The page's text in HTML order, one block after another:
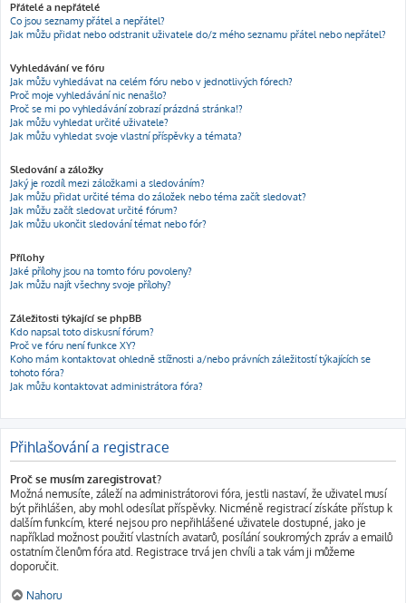
Přátelé a nepřátelé
Co jsou seznamy přátel a nepřátel?
Jak můžu přidat nebo odstranit uživatele do/z mého seznamu přátel nebo nepřátel?
Vyhledávání ve fóru
Jak můžu vyhledávat na celém fóru nebo v jednotlivých fórech?
Proč moje vyhledávání nic nenašlo?
Proč se mi po vyhledávání zobrazí prázdná stránka!?
Jak můžu vyhledat určité uživatele?
Jak můžu vyhledat svoje vlastní příspěvky a témata?
Sledování a záložky
Jaký je rozdíl mezi záložkami a sledováním?
Jak můžu přidat určité téma do záložek nebo téma začít sledovat?
Jak můžu začít sledovat určité fórum?
Jak můžu ukončit sledování témat nebo fór?
Přílohy
Jaké přílohy jsou na tomto fóru povoleny?
Jak můžu najít všechny svoje přílohy?
Záležitosti týkající se phpBB
Kdo napsal toto diskusní fórum?
Proč ve fóru není funkce XY?
Koho mám kontaktovat ohledně stížnosti a/nebo právních záležitostí týkajících se
tohoto fóra?
Jak můžu kontaktovat administrátora fóra?
Přihlašování a registrace
Proč se musím zaregistrovat?
Možná nemusíte, záleží na administrátorovi fóra, jestli nastaví, že uživatel musí
být přihlášen, aby mohl odesílat příspěvky. Nicméně registrací získáte přístup k
dalším funkcím, které nejsou pro nepřihlášené uživatele dostupné, jako je
například možnost použití vlastních avatarů, posílání soukromých zpráv a emailů
ostatním členům fóra atd. Registrace trvá jen chvíli a tak vám ji můžeme
doporučit.
Nahoru